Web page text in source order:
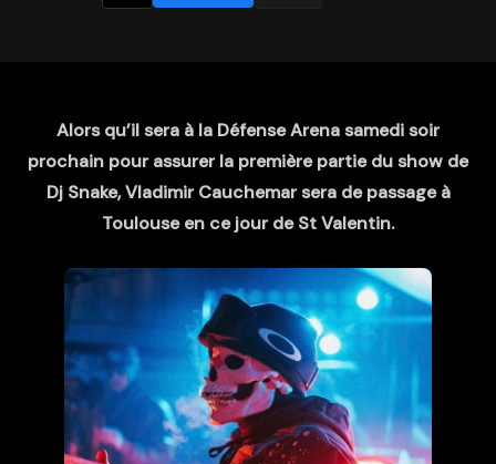
Alors qu’il sera à la Défense Arena samedi soir
prochain pour assurer la première partie du show de
Dj Snake, Vladimir Cauchemar sera de passage à
Toulouse en ce jour de St Valentin.